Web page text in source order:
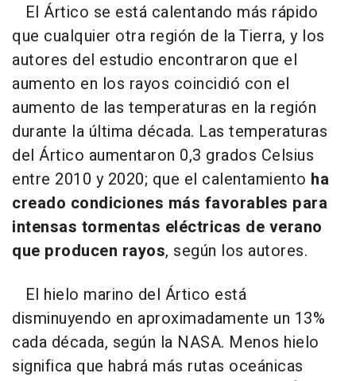
El Ártico se está calentando más rápido
que cualquier otra región de la Tierra, y los
autores del estudio encontraron que el
aumento en los rayos coincidió con el
aumento de las temperaturas en la región
durante la última década. Las temperaturas
del Ártico aumentaron 0,3 grados Celsius
entre 2010 y 2020; que el calentamiento ha
creado condiciones más favorables para
intensas tormentas eléctricas de verano
que producen rayos, según los autores.
El hielo marino del Ártico está
disminuyendo en aproximadamente un 13%
cada década, según la NASA. Menos hielo
significa que habrá más rutas oceánicas